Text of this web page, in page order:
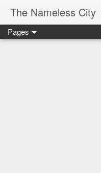
The Nameless City
Pages